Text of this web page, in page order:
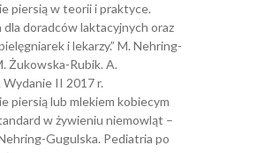
piersią w teorii i praktyce.
dla doradców laktacyjnych oraz
i lekarzy.” M. Nehring-
Żukowska-Rubik. A.
II 2017 r.
piersią lub mlekiem kobiecym
w żywieniu niemowląt –
Gugulska. Pediatria po